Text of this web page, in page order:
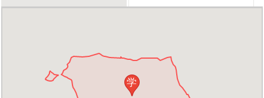
学